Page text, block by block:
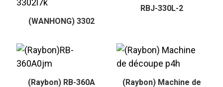
(WANHONG) 3302
RBJ-330L-2
(Raybon) RB-360A
(Raybon) Machine de